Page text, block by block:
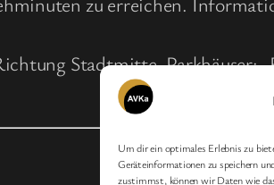
Um dir ein optimales Erlebnis zu
Geräteinformationen zu speichern
zustimmst, können wir Daten wie
Stadtmitte. Parkhäuser: